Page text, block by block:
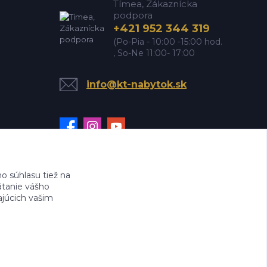
Tímea, Zákaznícka
podpora
+421 952 344 319
(Po-Pia - 10:00 -15:00 hod.
, So-Ne 11:00- 17:00
info@kt-nabytok.sk
súhlasu tiež na
vášho
vašim